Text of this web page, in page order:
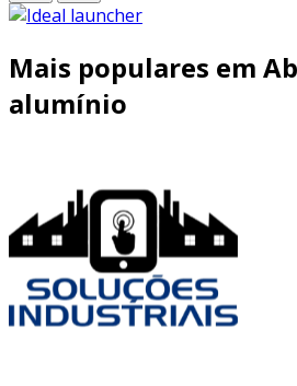
Mais populares em
alumínio